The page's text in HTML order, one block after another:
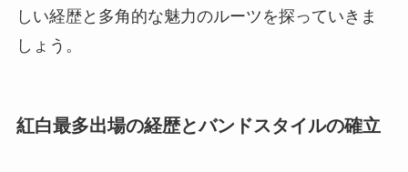
しい経歴と多角的な魅力のルーツを探っていきま
しょう。
紅白最多出場の経歴とバンドスタイルの確立